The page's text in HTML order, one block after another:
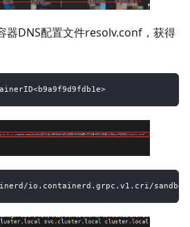
DNS配置文件resolv.conf，获得
io.containerd.grpc.v1.cri/sandboxes/